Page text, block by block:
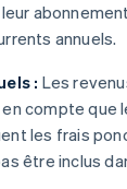
annuels.
: Les
compte que
les frais
être inclus